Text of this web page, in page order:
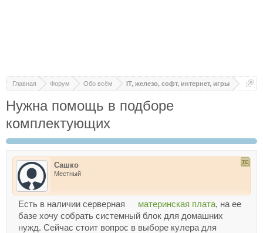
Главная Форум Обо всём IT, железо, софт, интернет, игры
Нужна помощь в подборе
комплектующих
Сашко
Местный
Есть в наличии серверная материнская плата, на ее
базе хочу собрать системный блок для домашних
нужд. Сейчас стоит вопрос в выборе кулера для